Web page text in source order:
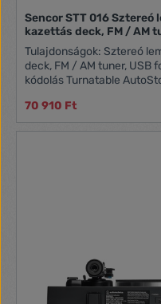
Sencor STT 016 Sztereó
kazettás deck, FM / AM
Tulajdonságok: Sztereó lemezjátszó CD lejátszó, kazettás
deck, FM / AM tuner, USB
kódolás Turnatable AutoStop funkcióval Háromszoros
/ AM tuner kézi keresése USB Közvetlen kódolás USB LP
lemez, CD, FM / AM tuner MP3 / WMA kompatibilis
70 910 Ft